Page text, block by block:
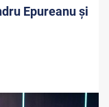
Epureanu și